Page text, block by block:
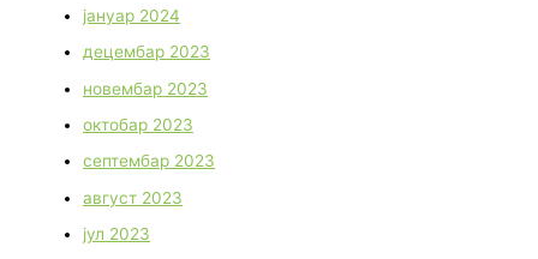
јануар 2024
децембар 2023
новембар 2023
октобар 2023
септембар 2023
август 2023
јул 2023